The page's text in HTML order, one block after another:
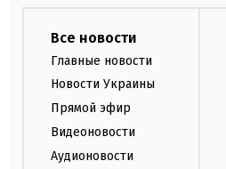
Все новости
Главные новости
Новости Украины
Прямой эфир
Видеоновости
Аудионовости